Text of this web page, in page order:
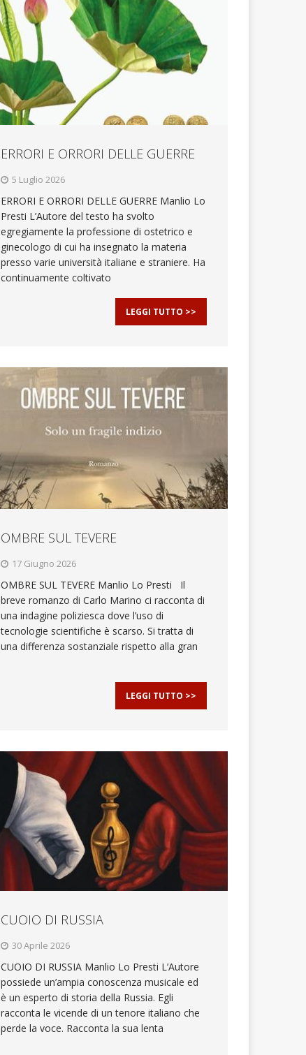
ERRORI E ORRORI DELLE GUERRE
5 Luglio 2026
ERRORI E ORRORI DELLE GUERRE Manlio Lo
Presti L’Autore del testo ha svolto
egregiamente la professione di ostetrico e
ginecologo di cui ha insegnato la materia
presso varie università italiane e straniere. Ha
continuamente coltivato
LEGGI TUTTO >>
OMBRE SUL TEVERE
17 Giugno 2026
OMBRE SUL TEVERE Manlio Lo Presti Il
breve romanzo di Carlo Marino ci racconta di
una indagine poliziesca dove l’uso di
tecnologie scientifiche è scarso. Si tratta di
una differenza sostanziale rispetto alla gran
LEGGI TUTTO >>
CUOIO DI RUSSIA
30 Aprile 2026
CUOIO DI RUSSIA Manlio Lo Presti L’Autore
possiede un’ampia conoscenza musicale ed
è un esperto di storia della Russia. Egli
racconta le vicende di un tenore italiano che
perde la voce. Racconta la sua lenta